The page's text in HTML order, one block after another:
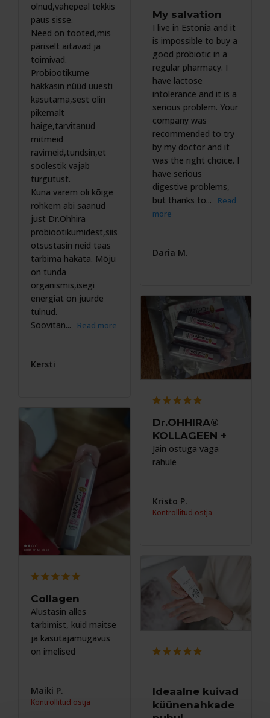
olnud,vahepeal tekkis
paus sisse.
Need on tooted,mis
päriselt aitavad ja
toimivad.
Probiootikume
hakkasin nüüd uuesti
kasutama,sest olin
pikemalt
haige,tarvitanud
mitmeid
ravimeid,tundsin,et
soolestik vajab
turgutust.
Kuna varem oli kõige
rohkem abi saanud
just Dr.Ohhira
probiootikumidest,siis
otsustasin neid taas
tarbima hakata. Mõju
on tunda
organismis,isegi
energiat on juurde
tulnud.
Soovitan...
Kersti
My salvation
I live in Estonia and it
is impossible to buy a
good probiotic in a
regular pharmacy. I
have lactose
intolerance and it is a
serious problem. Your
company was
recommended to try
by my doctor and it
was the right choice. I
have serious
digestive problems,
but thanks to...
Daria M.
Dr.OHHIRA®
KOLLAGEEN +
Jäin ostuga väga
rahule
Kristo P.
Collagen
Alustasin alles
tarbimist, kuid maitse
ja kasutajamugavus
on imelised
Maiki P.
Ideaalne kuivad
küünenahkade